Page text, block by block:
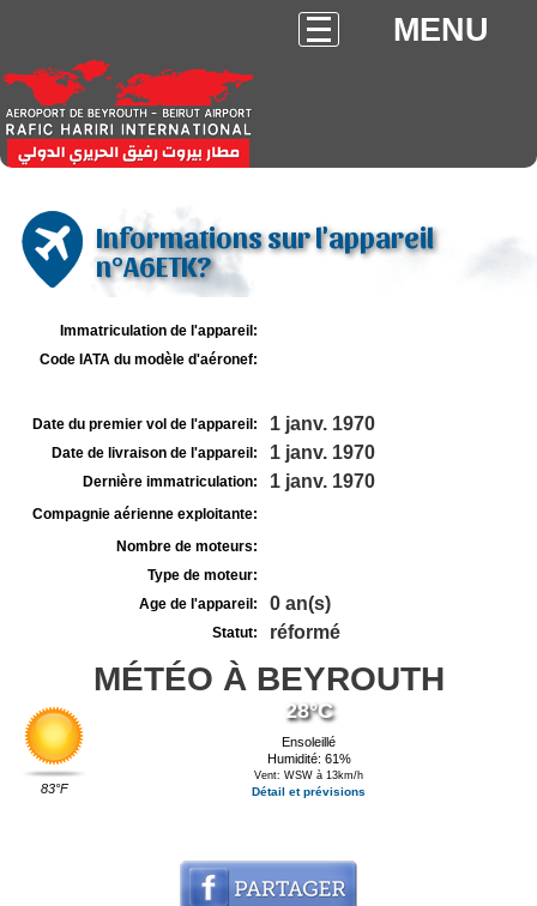
MENU
Informations sur l'appareil
n°A6ETK?
Immatriculation de l'appareil:
Code IATA du modèle d'aéronef:
Date du premier vol de l'appareil: 1 janv. 1970
Date de livraison de l'appareil: 1 janv. 1970
Dernière immatriculation: 1 janv. 1970
Compagnie aérienne exploitante:
Nombre de moteurs:
Type de moteur:
Age de l'appareil:
0 an(s)
Statut: réformé
MÉTÉO À BEYROUTH
83°F
28°C
Ensoleillé
Humidité: 61%
Vent: WSW à 13km/h
Détail et prévisions